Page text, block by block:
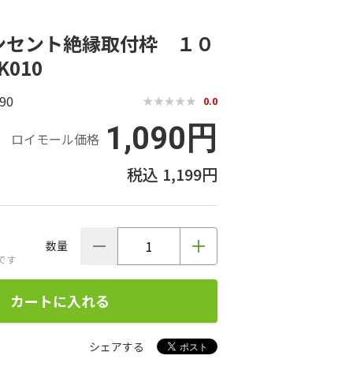
ント絶縁取付枠 １０
0.0
ロイモール価格 1,090円
1,199円
す
数量
カートに入れる
シェアする